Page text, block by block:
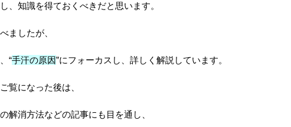
、知識を得ておくべきだと思います。
ましたが、
“手汗の原因”にフォーカスし、詳しく解説しています。
覧になった後は、
解消方法などの記事にも目を通し、